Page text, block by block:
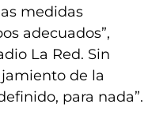
medidas
adecuados”,
La Red. Sin
de la
para nada”.